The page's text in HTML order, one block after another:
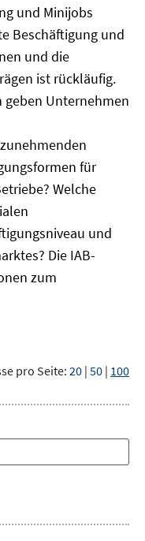
und Minijobs
Beschäftigung und
und die
ist rückläufig.
geben Unternehmen
für
Welche
und
Die IAB-
zum
pro Seite:20 | 50 | 100